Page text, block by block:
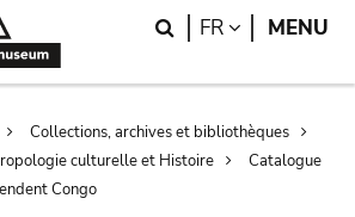
Search
FR LANGUAGE
MENU
Collections, archives et bibliothèques
culturelle et Histoire
Catalogue
Congo